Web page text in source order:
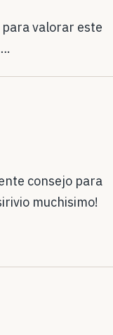
para valorar este
consejo para
muchisimo!